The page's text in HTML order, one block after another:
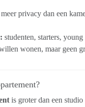
meer privacy dan een
studenten, starters,
wonen, maar geen
is groter dan een